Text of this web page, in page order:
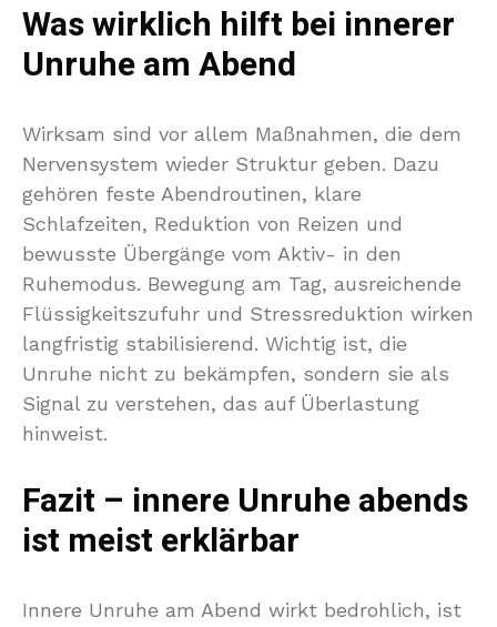
Was wirklich hilft bei innerer
Unruhe am Abend
Wirksam sind vor allem Maßnahmen, die dem
Nervensystem wieder Struktur geben. Dazu
gehören feste Abendroutinen, klare
Schlafzeiten, Reduktion von Reizen und
bewusste Übergänge vom Aktiv- in den
Ruhemodus. Bewegung am Tag, ausreichende
Flüssigkeitszufuhr und Stressreduktion wirken
langfristig stabilisierend. Wichtig ist, die
Unruhe nicht zu bekämpfen, sondern sie als
Signal zu verstehen, das auf Überlastung
hinweist.
Fazit – innere Unruhe abends
ist meist erklärbar
Innere Unruhe am Abend wirkt bedrohlich, ist